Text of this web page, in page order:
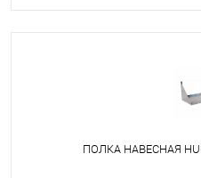
ПОЛКА НАВЕСНАЯ